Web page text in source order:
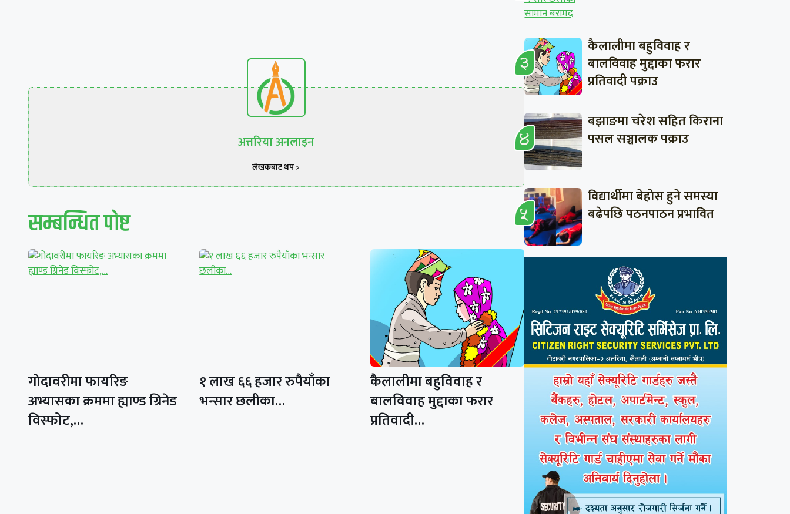
अत्तरिया अनलाइन
लेखकबाट थप >
सम्बन्धित पाेष्ट
गोदावरीमा फायरिङ
अभ्यासका क्रममा ह्याण्ड ग्रिनेड
विस्फोट,…
१ लाख ६६ हजार रुपैयाँका
भन्सार छलीका…
कैलालीमा बहुविवाह र
बालविवाह मुद्दाका फरार
प्रतिवादी…
कैलालीमा बहुविवाह र
बालविवाह मुद्दाका फरार
प्रतिवादी पक्राउ
बझाङमा चरेश सहित किराना
पसल सञ्चालक पक्राउ
विद्यार्थीमा बेहोस हुने समस्या
बढेपछि पठनपाठन प्रभावित